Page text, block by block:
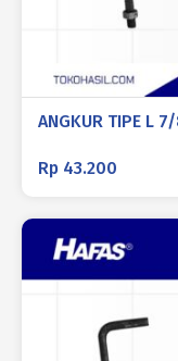
ANGKUR TIPE L
Rp 43.200